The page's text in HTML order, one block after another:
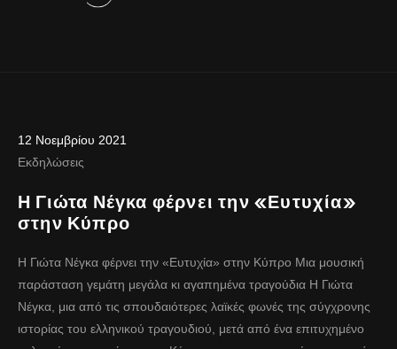
12 Νοεμβρίου 2021
Εκδηλώσεις
Η Γιώτα Νέγκα φέρνει την «Ευτυχία»
στην Κύπρο
Η Γιώτα Νέγκα φέρνει την «Ευτυχία» στην Κύπρο Μια μουσική
παράσταση γεμάτη μεγάλα κι αγαπημένα τραγούδια Η Γιώτα
Νέγκα, μια από τις σπουδαιότερες λαϊκές φωνές της σύγχρονης
ιστορίας του ελληνικού τραγουδιού, μετά από ένα επιτυχημένο